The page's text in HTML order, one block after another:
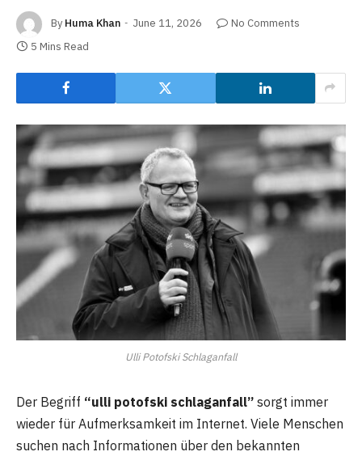
By Huma Khan June 11, 2026
No Comments
5 Mins Read
Ulli Potofski Schlaganfall
Der Begriff “ulli potofski schlaganfall” sorgt immer
wieder für Aufmerksamkeit im Internet. Viele Menschen
suchen nach Informationen über den bekannten